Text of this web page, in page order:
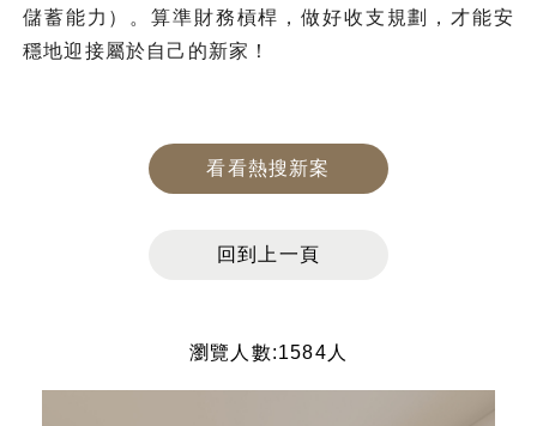
儲蓄能力）。算準財務槓桿，做好收支規劃，才能安
穩地迎接屬於自己的新家！
看看熱搜新案
回到上一頁
瀏覽人數:1584人